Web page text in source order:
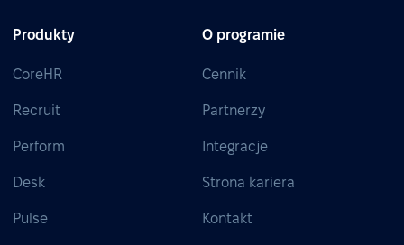
Produkty
CoreHR
Recruit
Perform
Desk
Pulse
O programie
Cennik
Partnerzy
Integracje
Strona kariera
Kontakt